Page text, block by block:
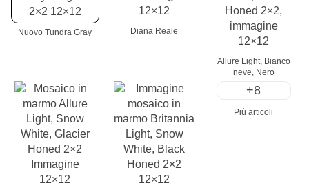
Nuovo Tundra Gray Diana Reale
Allure Light, Bianco
neve, Nero
+8
Più articoli